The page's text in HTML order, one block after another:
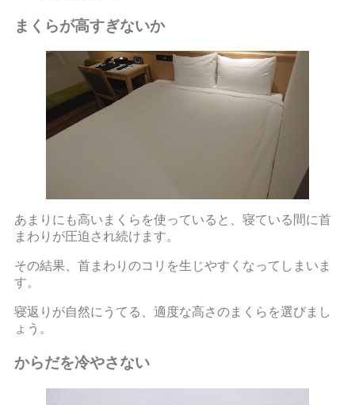
まくらが高すぎないか
あまりにも高いまくらを使っていると、寝ている間に首
まわりが圧迫され続けます。
その結果、首まわりのコリを生じやすくなってしまいま
す。
寝返りが自然にうてる、適度な高さのまくらを選びまし
ょう。
からだを冷やさない